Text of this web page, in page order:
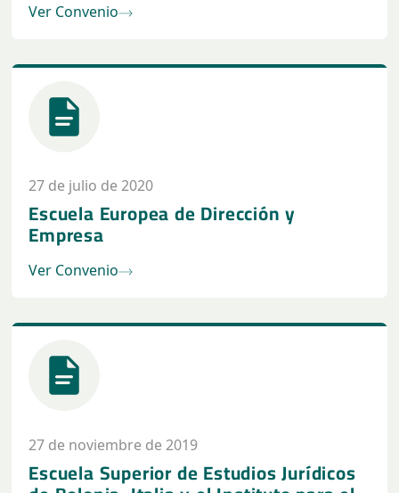
Ver Convenio
27 de julio de 2020
Escuela Europea de Dirección y
Empresa
Ver Convenio
27 de noviembre de 2019
Escuela Superior de Estudios Jurídicos